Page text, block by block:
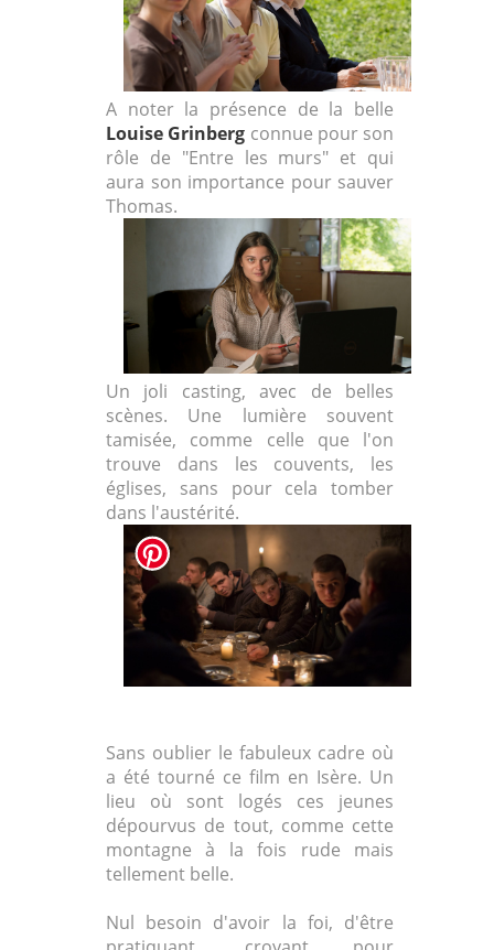
A noter la présence de la belle
Louise Grinberg connue pour son
rôle de "Entre les murs" et qui
aura son importance pour sauver
Thomas.
Un joli casting, avec de belles
scènes. Une lumière souvent
tamisée, comme celle que l'on
trouve dans les couvents, les
églises, sans pour cela tomber
dans l'austérité.
Sans oublier le fabuleux cadre où
a été tourné ce film en Isère. Un
lieu où sont logés ces jeunes
dépourvus de tout, comme cette
montagne à la fois rude mais
tellement belle.
Nul besoin d'avoir la foi, d'être